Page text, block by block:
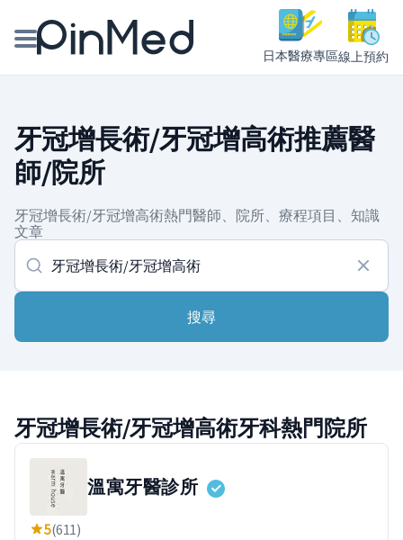
日本醫療專區線上預約
醫師專欄專訪
健康主題館
我是醫療人員
牙冠增長術/牙冠增高術推薦醫
師/院所
牙冠增長術/牙冠增高術熱門醫師、院所、療程項目、知識
文章
搜尋
牙冠增長術/牙冠增高術牙科熱門院所
溫寓牙醫診所
5(611)